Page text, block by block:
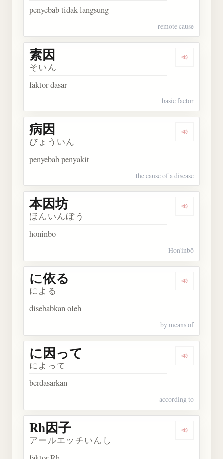
penyebab tidak langsung
remote cause
Dengarkan
素因
そいん
faktor dasar
basic factor
Dengarkan
病因
びょういん
penyebab penyakit
the cause of a disease
Dengarkan
本因坊
ほんいんぼう
honinbo
Hon'inbō
Dengarkan
に依る
による
disebabkan oleh
by means of
Dengarkan
に因って
によって
berdasarkan
according to
Dengarkan
Rh因子
アールエッチいんし